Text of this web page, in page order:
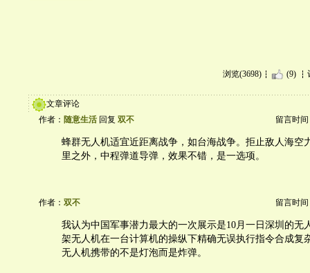
浏览(3698) (9)
文章评论
作者： 随意生活 回复 双不 留言时间
蜂群无人机适宜近距离战争，如台海战争。拒止敌人海空
里之外，中程弹道导弹，效果不错，是一选项。
作者： 双不 留言时间
我认为中国军事潜力最大的一次展示是10月一日深圳的无
架无人机在一台计算机的操纵下精确无误执行指令合成复
无人机携带的不是灯泡而是炸弹。